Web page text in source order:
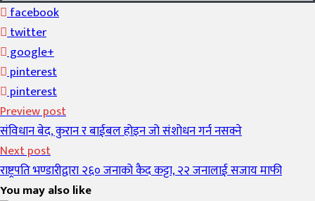
facebook
twitter
google+
pinterest
pinterest
Preview post
संविधान बेद, कुरान र बाईबल होइन जो संशोधन गर्न नसक्ने
Next post
राष्ट्रपति भण्डारीद्वारा २६० जनाको कैद कट्टा, २२ जनालाई सजाय माफी
You may also like